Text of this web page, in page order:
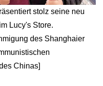
stolz seine neu
Lucy's Store.
des Shanghaier
Chinas]